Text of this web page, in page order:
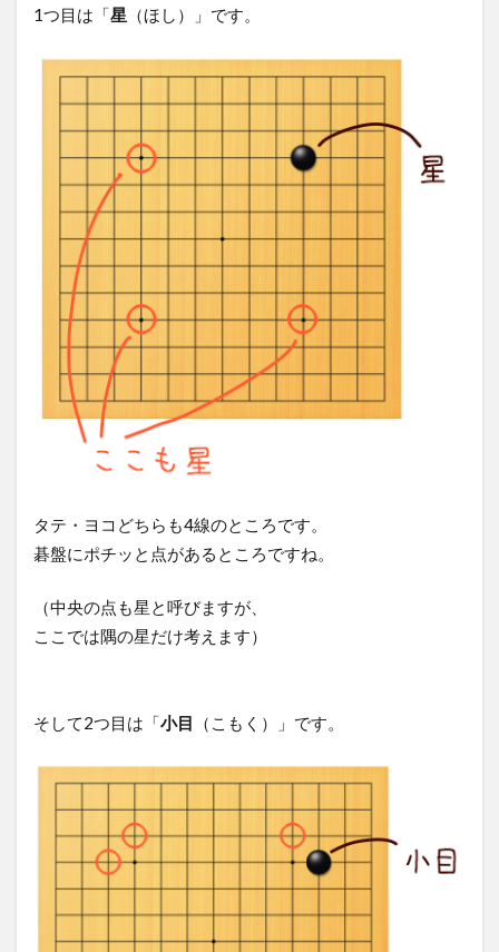
1つ目は「星 （ほし）」です。
タテ・ヨコどちらも4線のところです。
碁盤にポチッと点があるところですね。
（中央の点も星と呼びますが、
ここでは隅の星だけ考えます）
そして2つ目は「小目 （こもく）」です。